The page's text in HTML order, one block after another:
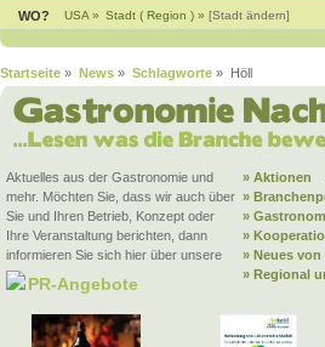
WO? USA » Stadt ( Region ) » [Stadt ändern]
Startseite » News » Schlagworte » Höll
Aktuelles aus der Gastronomie und
mehr. Möchten Sie, dass wir auch über
Sie und Ihren Betrieb, Konzept oder
Ihre Veranstaltung berichten, dann
informieren Sie sich hier über unsere
PR-Angebote
» Aktionen
»
»
»
» Neues
» Regional